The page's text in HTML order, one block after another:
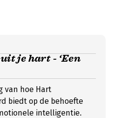
je hart - ‘Een
van hoe Hart
biedt op de behoefte
intelligentie.